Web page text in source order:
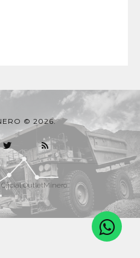
© 2026.
Oficial OutletMinero